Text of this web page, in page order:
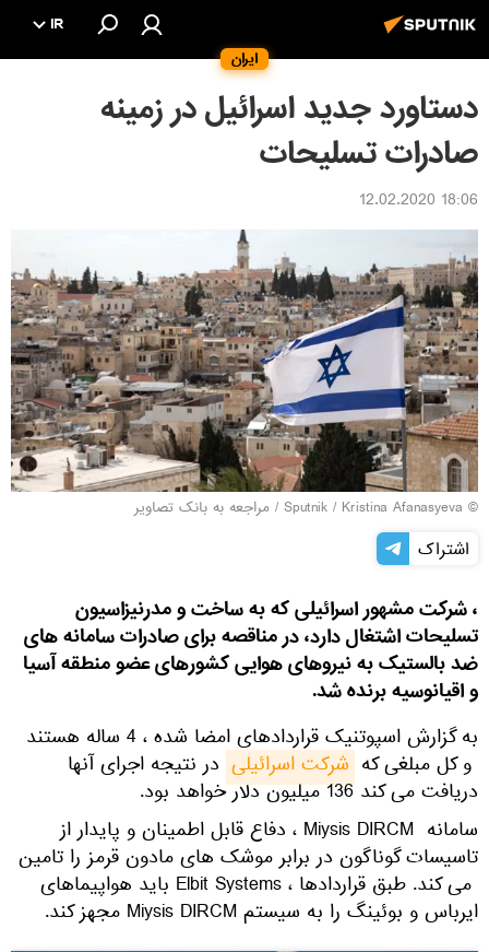
ایران
IR
دستاورد جدید اسرائیل در زمینه
صادرات تسلیحات
18:06 12.02.2020
© Sputnik / Kristina Afanasyeva
/ مراجعه به بانک تصاویر
اشتراک
، شرکت مشهور اسرائیلی که به ساخت و مدرنیزاسیون
تسلیحات اشتغال دارد، در مناقصه برای صادرات سامانه های
ضد بالستیک به نیروهای هوایی کشورهای عضو منطقه آسیا
و اقیانوسیه برنده شد.
به گزارش اسپوتنیک قراردادهای امضا شده ، 4 ساله هستند
و کل مبلغی که شرکت اسرائیلی در نتیجه اجرای آنها
دریافت می کند 136 میلیون دلار خواهد بود.
سامانه Miysis DIRCM ، دفاع قابل اطمینان و پایدار از
تاسیسات گوناگون در برابر موشک های مادون قرمز را تامین
می کند. طبق قراردادها ، Elbit Systems باید هواپیماهای
ایرباس و بوئینگ را به سیستم Miysis DIRCM مجهز کند.